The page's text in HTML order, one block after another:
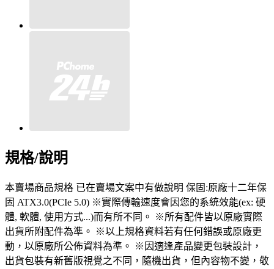
規格/說明
本賣場商品規格 已在賣場文案中有做說明 保固:原廠十二年保
固 ATX3.0(PCIe 5.0) ※實際傳輸速度會因您的系統效能(ex: 硬
體, 軟體, 使用方式...)而有所不同。 ※所有配件皆以原廠實際
出貨所附配件為準。 ※以上規格資料若有任何錯誤或原廠更
動，以原廠所公佈資料為準。 ※因適逢產品變更包裝設計，
出貨包裝有新舊版視覺之不同，隨機出貨，但內容物不變，敬